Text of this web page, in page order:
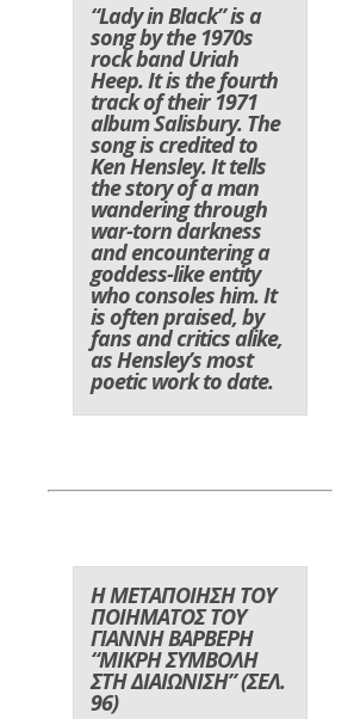
“Lady in Black” is a
song by the 1970s
rock band Uriah
Heep. It is the fourth
track of their 1971
album Salisbury. The
song is credited to
Ken Hensley. It tells
the story of a man
wandering through
war-torn darkness
and encountering a
goddess-like entity
who consoles him. It
is often praised, by
fans and critics alike,
as Hensley’s most
poetic work to date.
Η ΜΕΤΑΠΟΙΗΣΗ ΤΟΥ
ΠΟΙΗΜΑΤΟΣ ΤΟΥ
ΓΙΑΝΝΗ ΒΑΡΒΕΡΗ
“ΜΙΚΡΗ ΣΥΜΒΟΛΗ
ΣΤΗ ΔΙΑΙΩΝΙΣΗ” (ΣΕΛ.
96)